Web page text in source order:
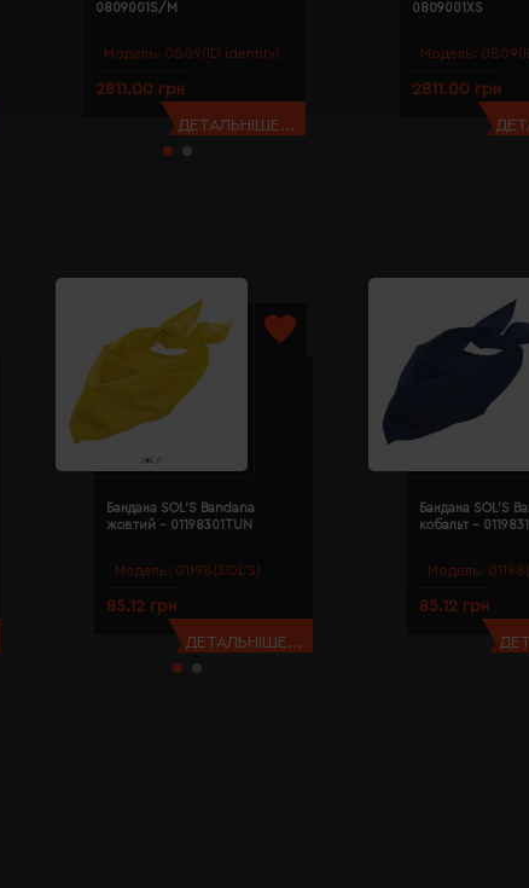
Модель: 0809(ID identity)
0809001S/M
2811.00 грн
ДЕТАЛЬНІШЕ...
Модель:
0809001XS
2811.00 грн
Модель: 01198(SOL’S)
Бандана SOL'S Bandana
жовтий - 01198301TUN
85.12 грн
ДЕТАЛЬНІШЕ...
Модель:
Бандана SOL'S
кобальт -
85.12 грн